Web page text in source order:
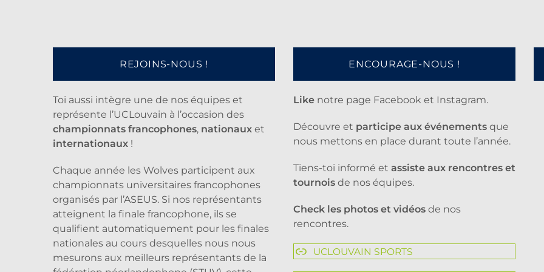
REJOINS-NOUS !
Toi aussi intègre une de nos équipes et
représente l’UCLouvain à l’occasion des
championnats francophones, nationaux et
internationaux !
Chaque année les Wolves participent aux
championnats universitaires francophones
organisés par l’ASEUS. Si nos représentants
atteignent la finale francophone, ils se
qualifient automatiquement pour les finales
nationales au cours desquelles nous nous
mesurons aux meilleurs représentants de la
ENCOURAGE-NOUS !
Like notre page Facebook et Instagram.
Découvre et participe aux événements que
nous mettons en place durant toute l’année.
Tiens-toi informé et assiste aux rencontres et
tournois de nos équipes.
Check les photos et vidéos de nos
rencontres.
UCLOUVAIN SPORTS